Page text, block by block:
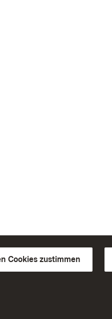
Cookies zustimmen